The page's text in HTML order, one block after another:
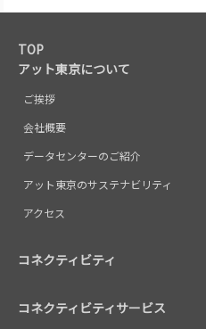
TOP
アット東京について
ご挨拶
会社概要
データセンターのご紹介
アット東京のサステナビリティ
アクセス
コネクティビティ
コネクティビティサービス